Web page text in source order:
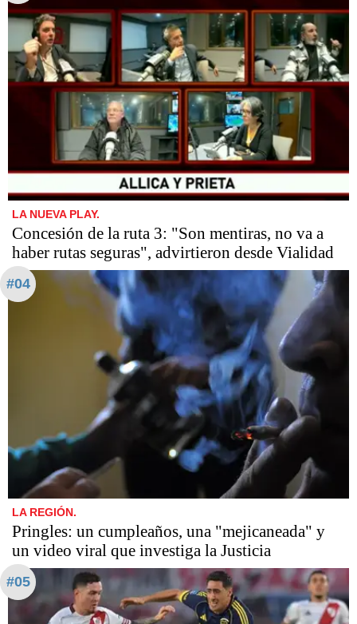
LA NUEVA PLAY.
Concesión de la ruta 3: "Son mentiras, no va a
haber rutas seguras", advirtieron desde Vialidad
#04
LA REGIÓN.
Pringles: un cumpleaños, una "mejicaneada" y
un video viral que investiga la Justicia
#05